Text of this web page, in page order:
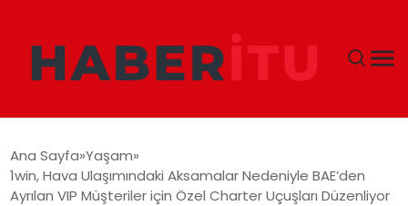
DÜNYA
Ana Sayfa Yaşam
1win, Hava Ulaşımındaki Aksamalar Nedeniyle BAE’den
Ayrılan VIP Müşteriler için Özel Charter Uçuşları Düzenliyor